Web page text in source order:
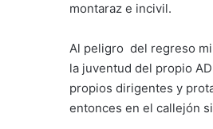
montaraz e incivil.
Al peligro del regreso
la juventud del propio
propios dirigentes y
entonces en el callejón